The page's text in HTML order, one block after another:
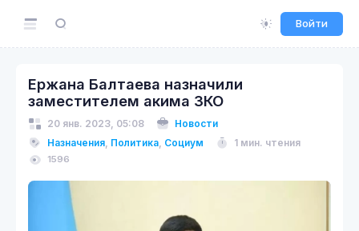
Войти
Ержана Балтаева назначили
заместителем акима ЗКО
20 янв. 2023, 05:08
Новости
Назначения, Политика, Социум 1 мин. чтения
1596